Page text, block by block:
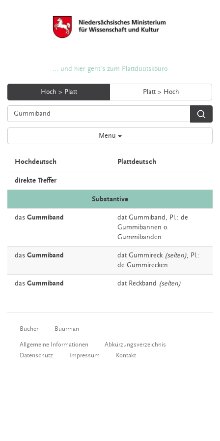
... und hier geht's zum Plattdüütskbüro
Hoch > Platt Platt > Hoch
Menü
Hochdeutsch Plattdeutsch
direkte Treffer
Substantive
das Gummiband dat Gummiband, Pl.: de
Gummibannen o.
Gummibanden
das Gummiband dat Gummireck (selten), Pl.:
de Gummirecken
das Gummiband dat Reckband (selten)
Bücher Buurman
Allgemeine Informationen
Abkürzungsverzeichnis
Datenschutz
Impressum Kontakt